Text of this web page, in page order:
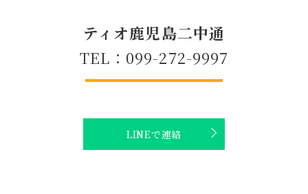
ティオ鹿児島二中通
TEL：099-272-9997
LINEで連絡